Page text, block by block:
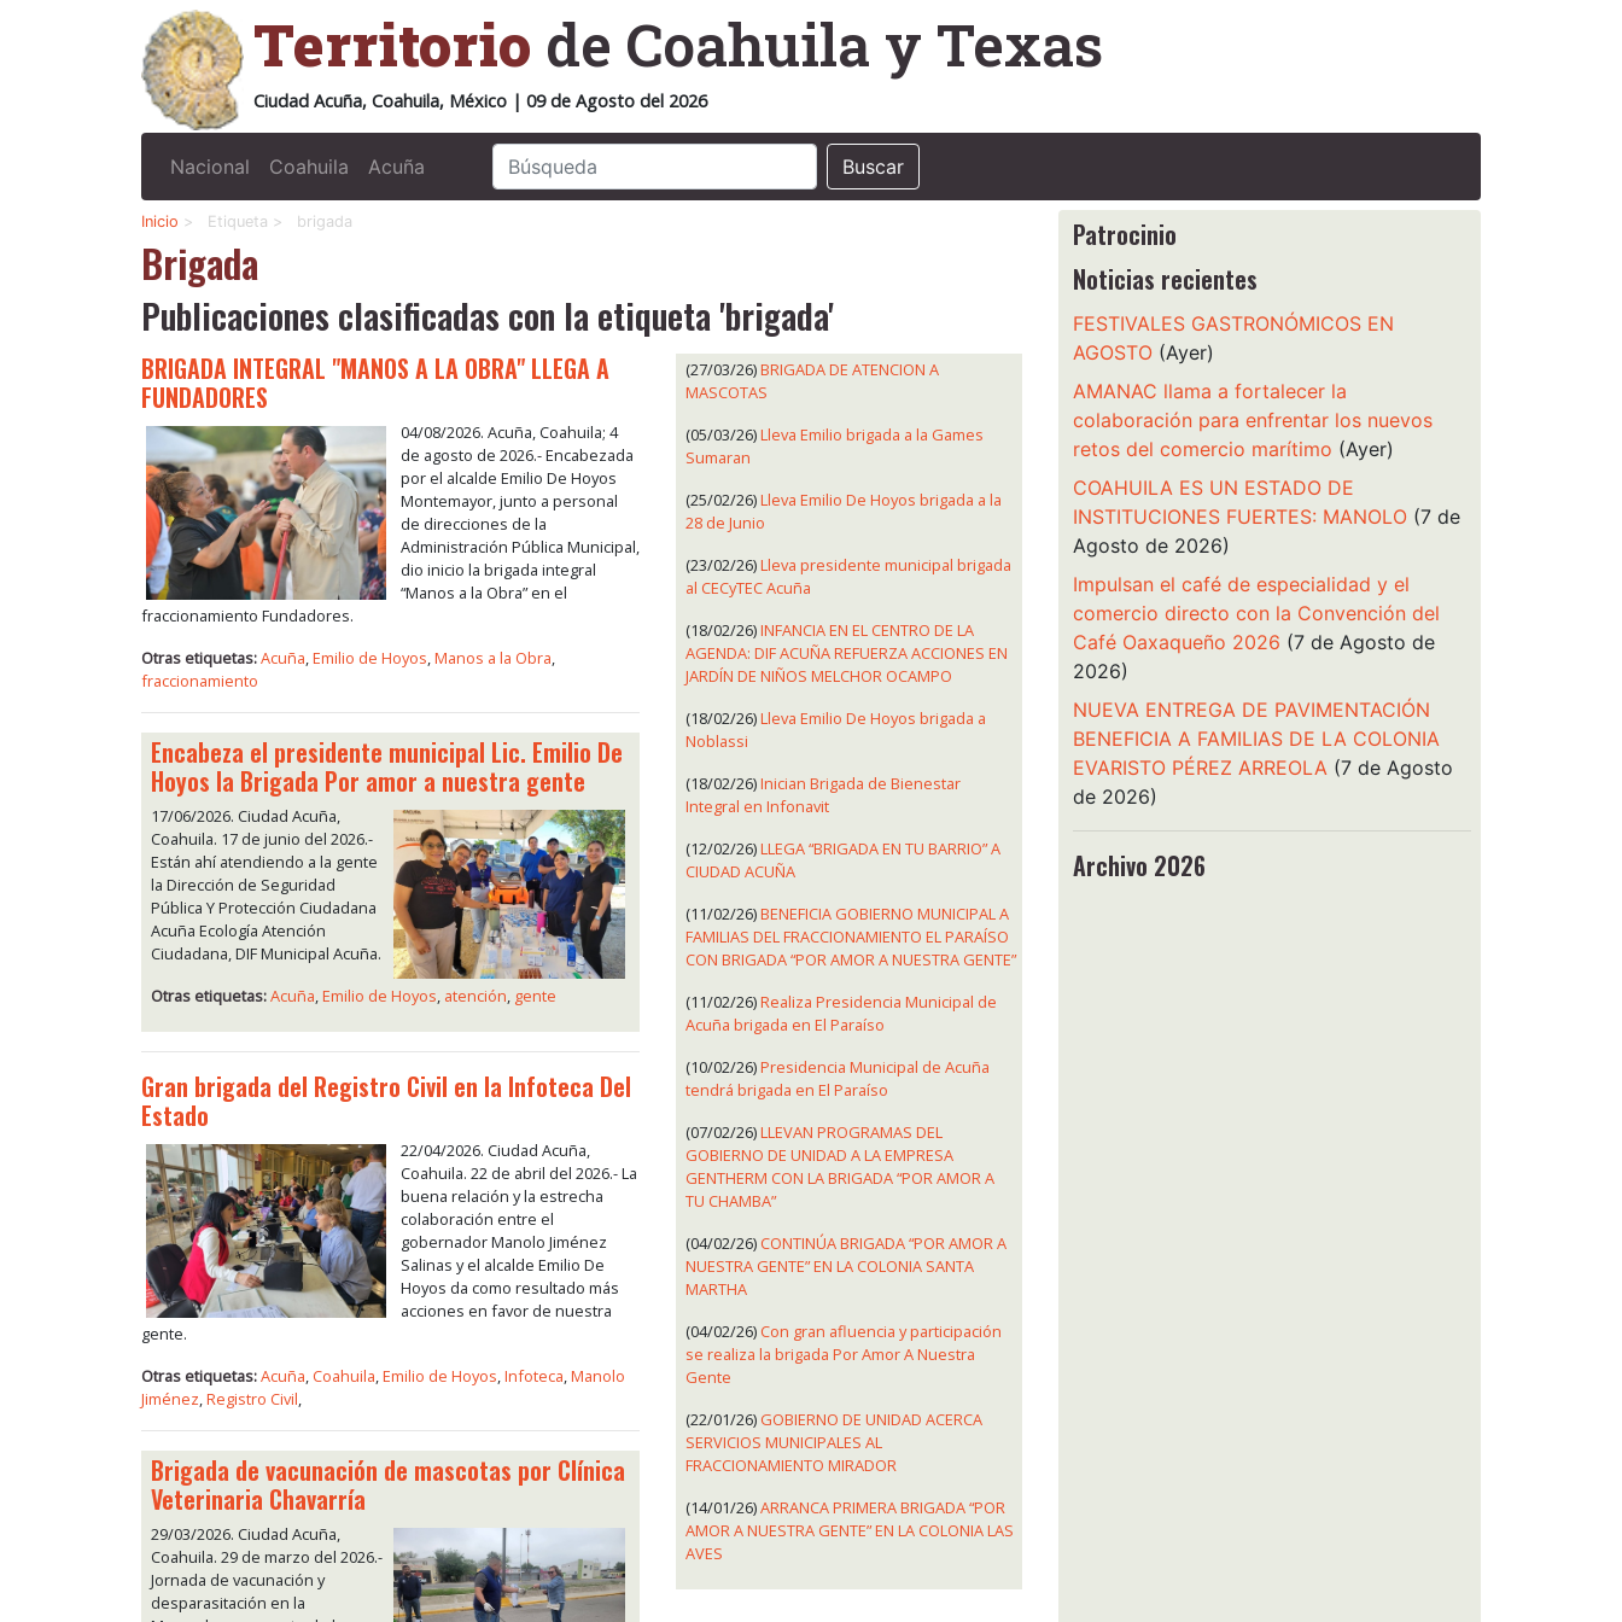
Territorio de Coahuila y Texas
Ciudad Acuña, Coahuila, México | 09 de Agosto del 2026
Nacional Coahuila Acuña Buscar
Inicio > Etiqueta > brigada
Brigada
Publicaciones clasificadas con la etiqueta 'brigada'
BRIGADA INTEGRAL "MANOS A LA OBRA" LLEGA A
FUNDADORES
04/08/2026. Acuña, Coahuila; 4
de agosto de 2026.- Encabezada
por el alcalde Emilio De Hoyos
Montemayor, junto a personal
de direcciones de la
Administración Pública Municipal,
dio inicio la brigada integral
“Manos a la Obra” en el
fraccionamiento Fundadores.
Otras etiquetas:Acuña,Emilio de Hoyos,Manos a la Obra,
fraccionamiento
Encabeza el presidente municipal Lic. Emilio De
Hoyos la Brigada Por amor a nuestra gente
17/06/2026. Ciudad Acuña,
Coahuila. 17 de junio del 2026.-
Están ahí atendiendo a la gente
la Dirección de Seguridad
Pública Y Protección Ciudadana
Acuña Ecología Atención
Ciudadana, DIF Municipal Acuña.
Otras etiquetas:Acuña,Emilio de Hoyos, atención, gente
Gran brigada del Registro Civil en la Infoteca Del
Estado
22/04/2026. Ciudad Acuña,
Coahuila. 22 de abril del 2026.- La
buena relación y la estrecha
colaboración entre el
gobernador Manolo Jiménez
Salinas y el alcalde Emilio De
Hoyos da como resultado más
acciones en favor de nuestra
gente.
Otras etiquetas:Acuña, Coahuila,Emilio de Hoyos,Infoteca,Manolo
Jiménez,Registro Civil,
Brigada de vacunación de mascotas por Clínica
Veterinaria Chavarría
29/03/2026. Ciudad Acuña,
Coahuila. 29 de marzo del 2026.-
Jornada de vacunación y
desparasitación en la
(27/03/26)BRIGADA DE ATENCION A
MASCOTAS
(05/03/26)Lleva Emilio brigada a la Games
Sumaran
(25/02/26)Lleva Emilio De Hoyos brigada a la
28 de Junio
(23/02/26)Lleva presidente municipal brigada
al CECyTEC Acuña
(18/02/26)INFANCIA EN EL CENTRO DE LA
AGENDA: DIF ACUÑA REFUERZA ACCIONES EN
JARDÍN DE NIÑOS MELCHOR OCAMPO
(18/02/26)Lleva Emilio De Hoyos brigada a
Noblassi
(18/02/26)Inician Brigada de Bienestar
Integral en Infonavit
(12/02/26)LLEGA “BRIGADA EN TU BARRIO” A
CIUDAD ACUÑA
(11/02/26)BENEFICIA GOBIERNO MUNICIPAL A
FAMILIAS DEL FRACCIONAMIENTO EL PARAÍSO
CON BRIGADA “POR AMOR A NUESTRA GENTE”
(11/02/26)Realiza Presidencia Municipal de
Acuña brigada en El Paraíso
(10/02/26)Presidencia Municipal de Acuña
tendrá brigada en El Paraíso
(07/02/26)LLEVAN PROGRAMAS DEL
GOBIERNO DE UNIDAD A LA EMPRESA
GENTHERM CON LA BRIGADA “POR AMOR A
TU CHAMBA”
(04/02/26) CONTINÚA BRIGADA “POR AMOR A
NUESTRA GENTE” EN LA COLONIA SANTA
MARTHA
(04/02/26) Con gran afluencia y participación
se realiza la brigada Por Amor A Nuestra
Gente
(22/01/26) GOBIERNO DE UNIDAD ACERCA
SERVICIOS MUNICIPALES AL
FRACCIONAMIENTO MIRADOR
(14/01/26)ARRANCA PRIMERA BRIGADA “POR
AMOR A NUESTRA GENTE” EN LA COLONIA LAS
AVES
Patrocinio
Noticias recientes
FESTIVALES GASTRONÓMICOS EN
AGOSTO (Ayer)
AMANAC llama a fortalecer la
colaboración para enfrentar los nuevos
retos del comercio marítimo (Ayer)
COAHUILA ES UN ESTADO DE
INSTITUCIONES FUERTES: MANOLO (7 de
Agosto de 2026)
Impulsan el café de especialidad y el
comercio directo con la Convención del
Café Oaxaqueño 2026 (7 de Agosto de
2026)
NUEVA ENTREGA DE PAVIMENTACIÓN
BENEFICIA A FAMILIAS DE LA COLONIA
EVARISTO PÉREZ ARREOLA (7 de Agosto
de 2026)
Archivo 2026